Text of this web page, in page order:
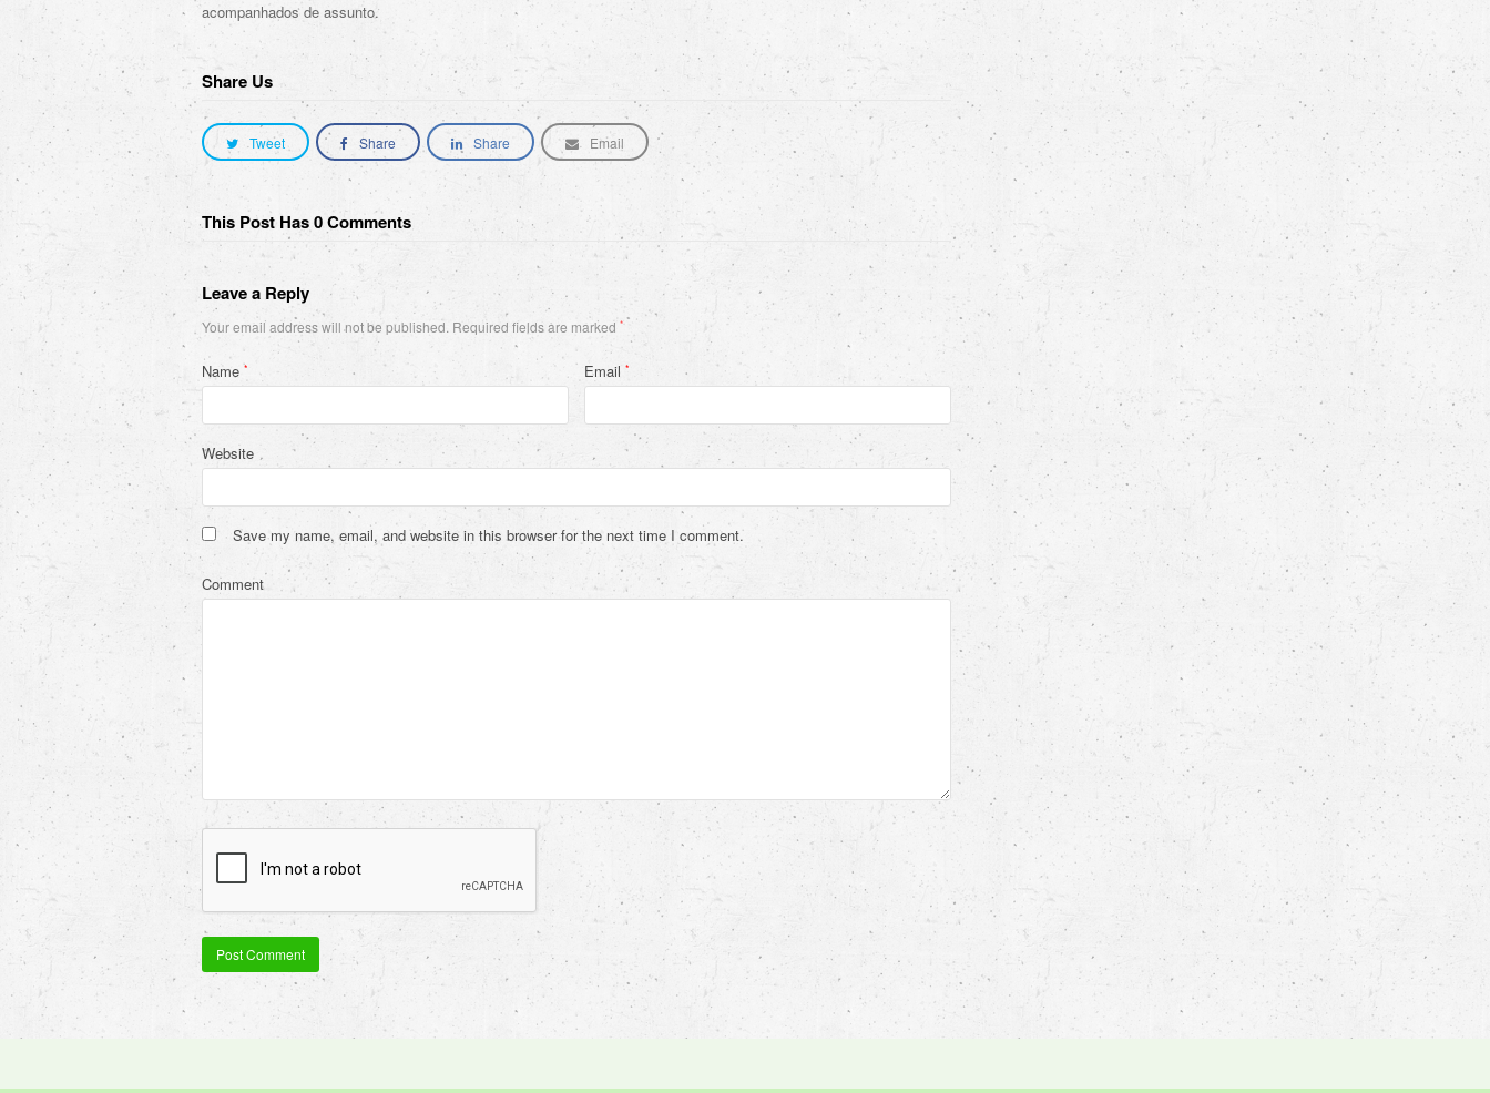
acompanhados de assunto.
Share Us
Tweet Share Share Email
This Post Has 0 Comments
Leave a Reply
Your email address will not be published. Required fields are marked *
Name * Email *
Website
Save my name, email, and website in this browser for the next time I comment.
Comment